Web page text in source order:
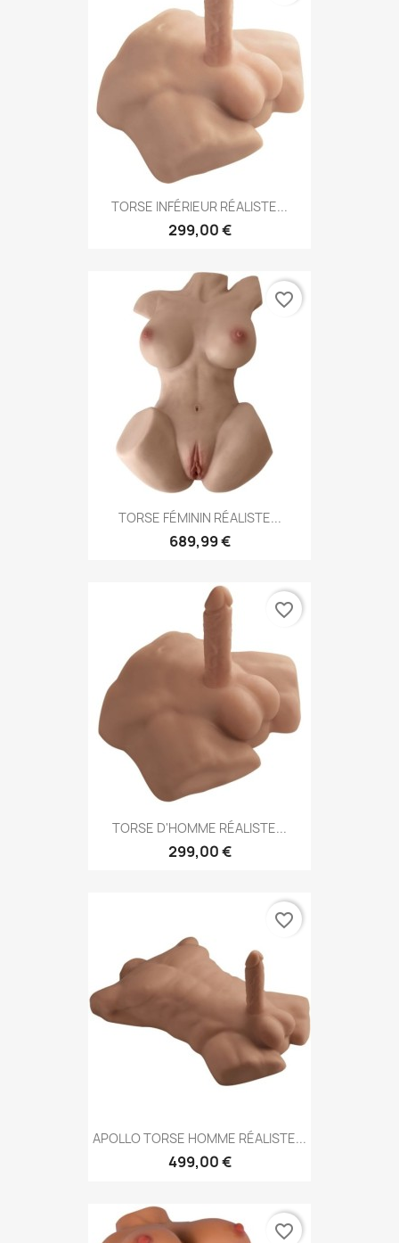
TORSE INFÉRIEUR RÉALISTE...
299,00 €
TORSE FÉMININ RÉALISTE...
689,99 €
favorite_border
TORSE D'HOMME RÉALISTE...
299,00 €
favorite_border
APOLLO TORSE HOMME RÉALISTE...
499,00 €
favorite_border
favorite_border